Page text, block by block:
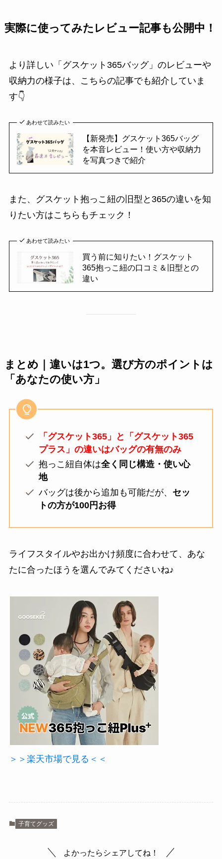
実際に使ってみたレビュー記事も公開中！
より詳しい「グスケット365バッグ」のレビューや
収納力の様子は、こちらの記事でも紹介していま
す👇
あわせて読みたい
【新発売】グスケット365バッグ
を本音レビュー！使い方や収納力
を写真つきで紹介
また、グスケット抱っこ紐の旧型と365の違いを知
りたい方はこちらもチェック！
あわせて読みたい
買う前に知りたい！グスケット
365抱っこ紐の口コミ＆旧型との
違い
まとめ｜違いは1つ。選び方のポイントは
「あなたの使い方」
「グスケット365」と「グスケット365
プラス」の違いはバッグの有無のみ
抱っこ紐自体は全く同じ構造・使い心
地
バッグは後から追加も可能だが、 セッ
トの方が100円お得
ライフスタイルやお出かけ頻度に合わせて、あな
たに合ったほうを選んでみてくださいね♪
＞＞楽天市場で見る＜＜
子育てグッズ
よかったらシェアしてね！